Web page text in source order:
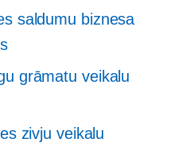
saldumu biznesa
grāmatu veikalu
zivju veikalu